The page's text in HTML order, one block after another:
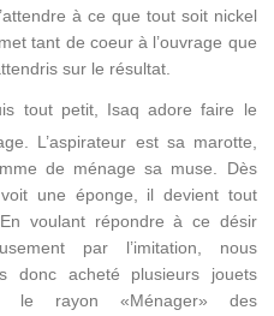
à ce que tout soit nickel
tant de coeur à l’ouvrage que
sur le résultat.
tout petit, Isaq adore faire le
L’aspirateur est sa marotte,
de ménage sa muse. Dès
voit une éponge, il devient tout
voulant répondre à ce désir
par l’imitation, nous
donc acheté plusieurs jouets
le rayon «Ménager» des